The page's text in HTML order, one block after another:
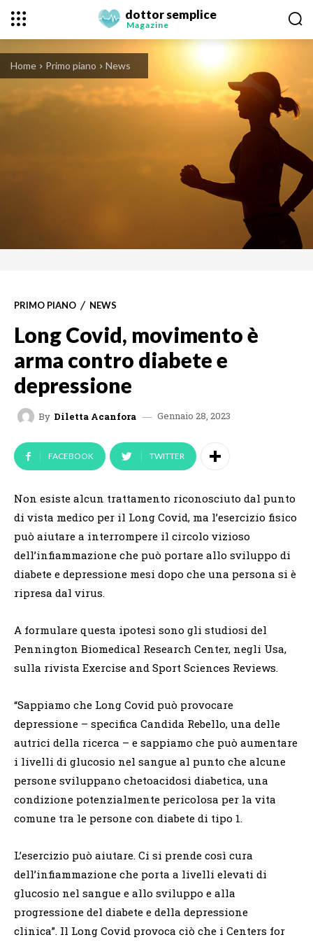
dottor semplice
Magazine
Home Primo piano News
PRIMO PIANO NEWS
Long Covid, movimento è
arma contro diabete e
depressione
By Diletta Acanfora Gennaio 28, 2023
FACEBOOK TWITTER
Non esiste alcun trattamento riconosciuto dal punto
di vista medico per il Long Covid, ma l’esercizio fisico
può aiutare a interrompere il circolo vizioso
dell’infiammazione che può portare allo sviluppo di
diabete e depressione mesi dopo che una persona si è
ripresa dal virus.
A formulare questa ipotesi sono gli studiosi del
Pennington Biomedical Research Center, negli Usa,
sulla rivista Exercise and Sport Sciences Reviews.
“Sappiamo che Long Covid può provocare
depressione – specifica Candida Rebello, una delle
autrici della ricerca – e sappiamo che può aumentare
i livelli di glucosio nel sangue al punto che alcune
persone sviluppano chetoacidosi diabetica, una
condizione potenzialmente pericolosa per la vita
comune tra le persone con diabete di tipo 1.
L’esercizio può aiutare. Ci si prende così cura
dell’infiammazione che porta a livelli elevati di
glucosio nel sangue e allo sviluppo e alla
progressione del diabete e della depressione
clinica”. Il Long Covid provoca ciò che i Centers for